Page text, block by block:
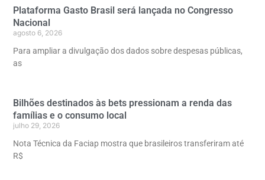
Plataforma Gasto Brasil será lançada no Congresso
Nacional
agosto 6, 2026
Para ampliar a divulgação dos dados sobre despesas públicas,
as
Bilhões destinados às bets pressionam a renda das
famílias e o consumo local
julho 29, 2026
Nota Técnica da Faciap mostra que brasileiros transferiram até
R$